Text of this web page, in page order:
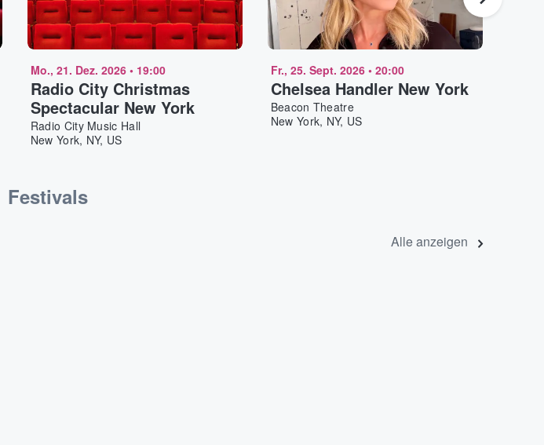
Mo., 21. Dez. 2026• 19:00
Radio City Christmas
Spectacular New York
Radio City Music Hall
New York, NY, US
Fr., 25. Sept. 2026• 20:00
Chelsea Handler New York
Beacon Theatre
New York, NY, US
Festivals
Alle anzeigen